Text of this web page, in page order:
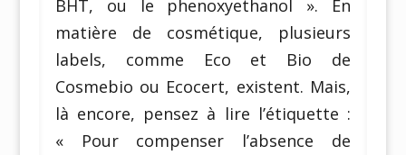
BHT, ou le phenoxyethanol ». En
matière de cosmétique, plusieurs
labels, comme Eco et Bio de
Cosmebio ou Ecocert, existent. Mais,
là encore, pensez à lire l’étiquette :
« Pour compenser l’absence de